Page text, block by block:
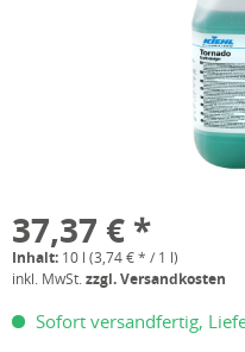
37,37 € *
Inhalt: 10 l (3,74 € * / 1 l)
inkl. MwSt.zzgl. Versandkosten
Sofort versandfertig,